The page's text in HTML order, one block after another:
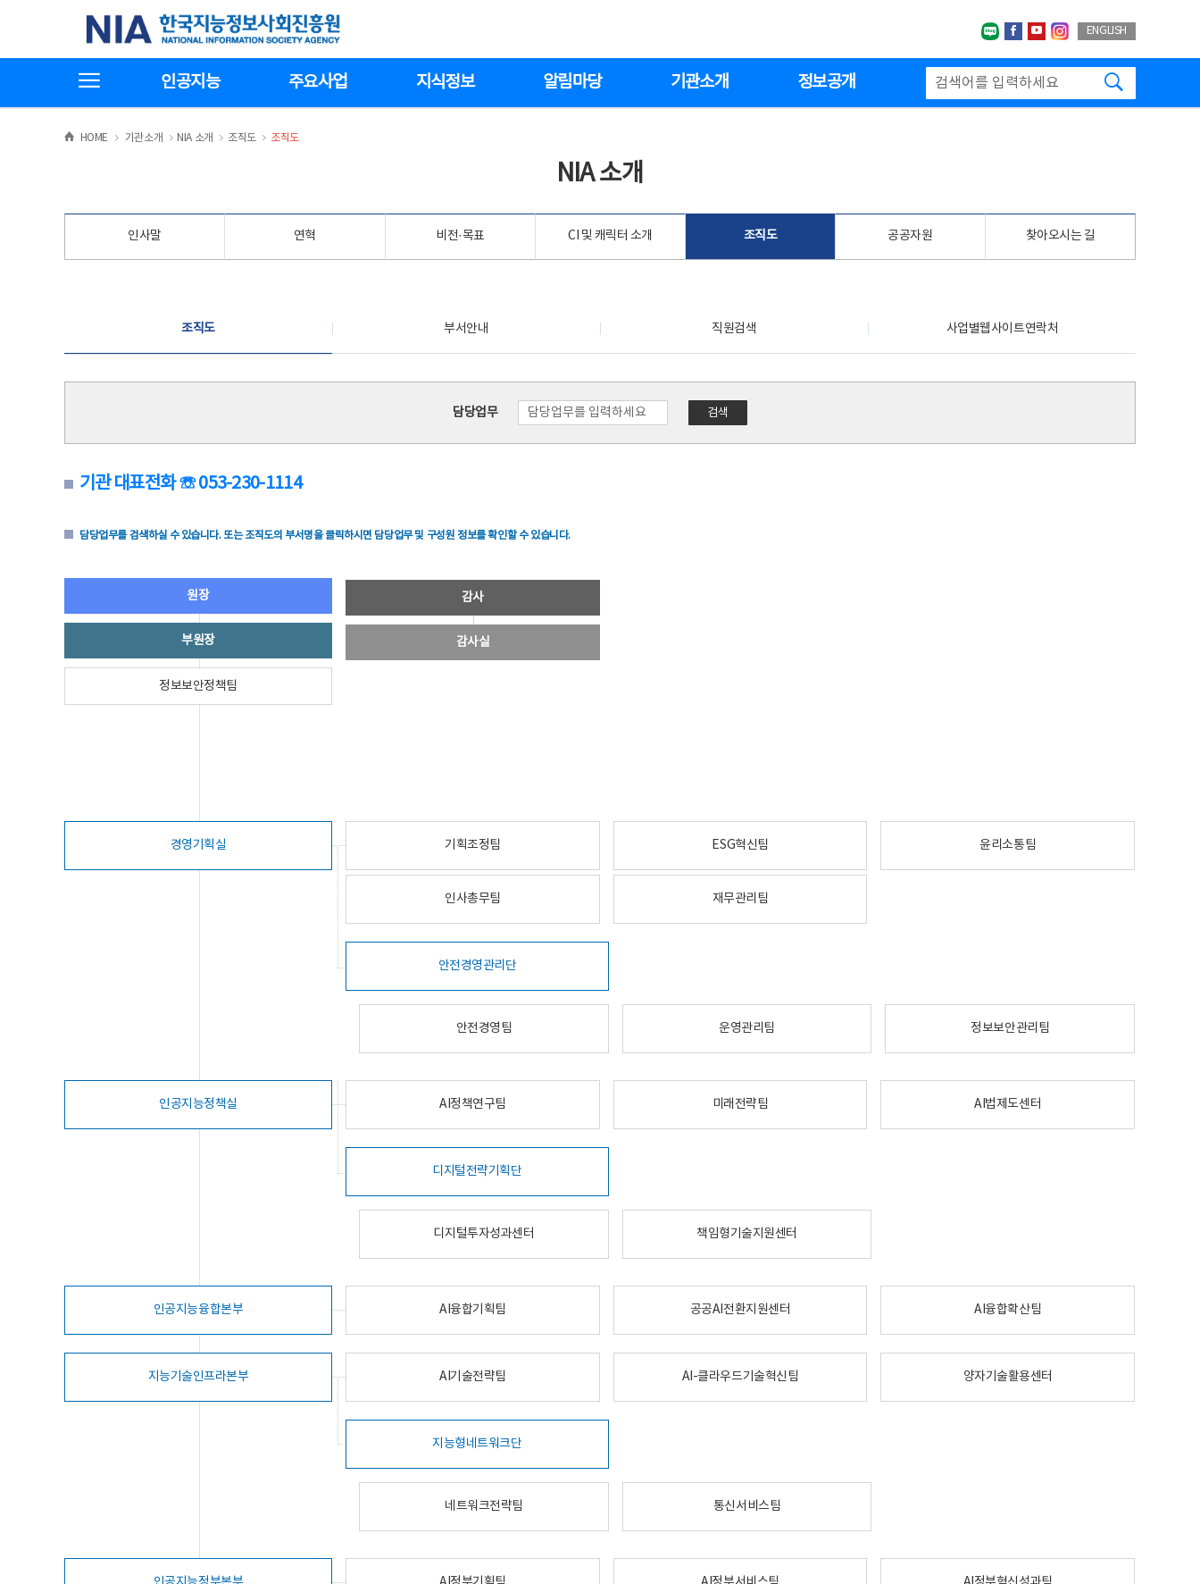
기
한국지능정보사회진흥원
네이버블로그
페이스북
유투브인스타그랩
ENGLISH
인공지능 주요사업 지식정보 알림마당 기관소개 정보공개
HOME >
기관소개 >NIA 소개 >
조직도 >
조직도
NIA 소개
인사말 연혁 비전·목표 CI 및 캐릭터 소개 조직도 공공자원 찾아오시는 길
조직도 부서안내 직원검색 사업별웹사이트연락처
담당업무 검색
기관 대표전화 ☏ 053-230-1114
담당업무를 검색하실 수 있습니다. 또는 조직도의 부서명을 클릭하시면 담당업무 및 구성원 정보를 확인할 수 있습니다.
원장
부원장
정보보안정책팀
감사
감사실
경영기획실 기획조정팀 ESG혁신팀 윤리소통팀
인사총무팀 재무관리팀
안전경영관리단
안전경영팀 운영관리팀 정보보안관리팀
인공지능정책실 AI정책연구팀 미래전략팀 AI법제도센터
디지털전략기획단
디지털투자성과센터 책임형기술지원센터
인공지능융합본부 AI융합기획팀 공공AI전환지원센터 AI융합확산팀
지능기술인프라본부 AI기술전략팀 AI-클라우드기술혁신팀 양자기술활용센터
지능형네트워크단
네트워크전략팀 통신서비스팀